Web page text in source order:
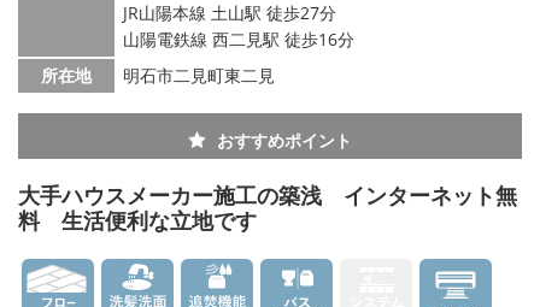
JR山陽本線 土山駅 徒歩27分
山陽電鉄線 西二見駅 徒歩16分
所在地
明石市二見町東二見
おすすめポイント
大手ハウスメーカー施工の築浅 インターネット無
料 生活便利な立地です